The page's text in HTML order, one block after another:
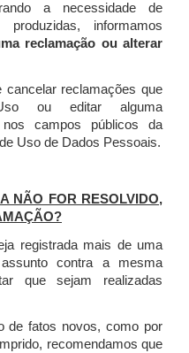
a necessidade de
informamos
reclamação ou alterar
cancelar reclamações que
ou editar alguma
nos campos públicos da
Uso de Dados Pessoais.
NÃO FOR RESOLVIDO,
registrada mais de uma
contra a mesma
que sejam realizadas
de fatos novos, como por
recomendamos que